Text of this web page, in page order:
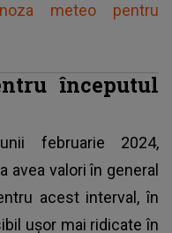
meteo pentru
începutul
februarie 2024,
avea valori în general
acest interval, în
ușor mai ridicate în